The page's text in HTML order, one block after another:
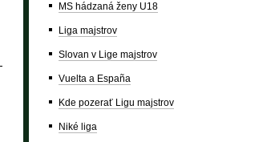
MS hádzaná ženy U18
Liga majstrov
Slovan v Lige majstrov
Vuelta a España
Kde pozerať Ligu majstrov
Niké liga